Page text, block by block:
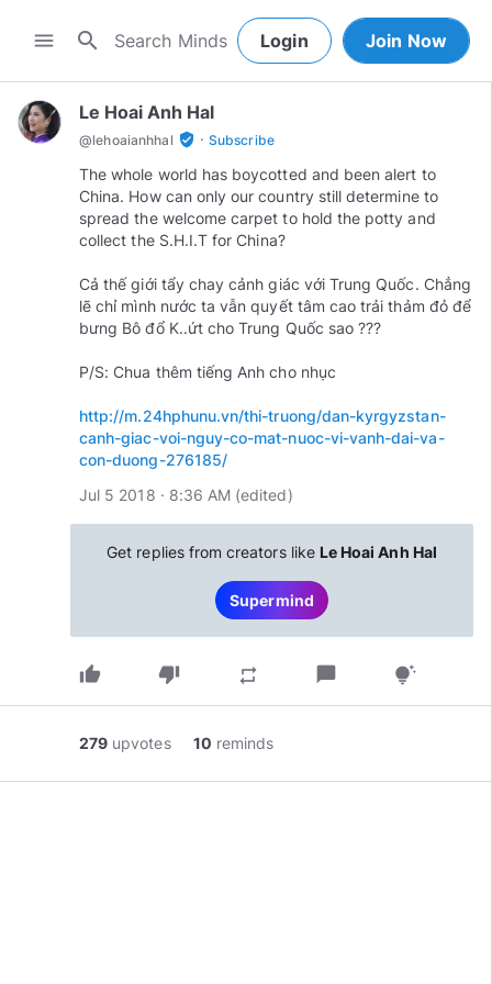
menu search Login Join Now
Le Hoai Anh Hal
@lehoaianhhal verified_user · Subscribe
The whole world has boycotted and been alert to
China. How can only our country still determine to
spread the welcome carpet to hold the potty and
collect the S.H.I.T for China?
Cả thế giới tẩy chay cảnh giác với Trung Quốc. Chẳng
lẽ chỉ mình nước ta vẫn quyết tâm cao trải thảm đỏ để
bưng Bô đổ K..ứt cho Trung Quốc sao ???
P/S: Chua thêm tiếng Anh cho nhục
http://m.24hphunu.vn/thi-truong/dan-kyrgyzstan-
canh-giac-voi-nguy-co-mat-nuoc-vi-vanh-dai-va-
con-duong-276185/
Jul 5 2018 · 8:36 AM (edited)
Get replies from creators like Le Hoai Anh Hal
Supermind
thumb_up thumb_down repeat chat_bubble tips_and_updates
279 upvotes 10 reminds